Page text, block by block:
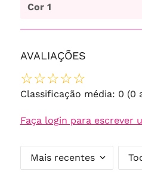
Cor 1
AVALIAÇÕES
☆☆☆☆☆
Classificação média: 0 (0
Faça login para escrever
Mais recentes